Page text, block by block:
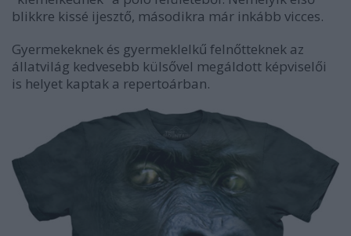
blikkre kissé ijesztő, másodikra már inkább vicces.
Gyermekeknek és gyermeklelkű felnőtteknek az
állatvilág kedvesebb külsővel megáldott képviselői
is helyet kaptak a repertoárban.